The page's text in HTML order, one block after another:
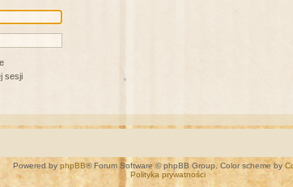
sesji
Powered by phpBB® Forum Software © phpBB Group. Color scheme by
Polityka prywatności